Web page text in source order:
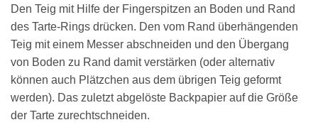
Den Teig mit Hilfe der Fingerspitzen an Boden und Rand
des Tarte-Rings drücken. Den vom Rand überhängenden
Teig mit einem Messer abschneiden und den Übergang
von Boden zu Rand damit verstärken (oder alternativ
können auch Plätzchen aus dem übrigen Teig geformt
werden). Das zuletzt abgelöste Backpapier auf die Größe
der Tarte zurechtschneiden.